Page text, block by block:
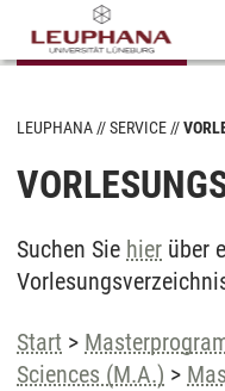
LEUPHANA SERVICE
Suchen Sie hier über
Start >
Sciences (M.A.) >